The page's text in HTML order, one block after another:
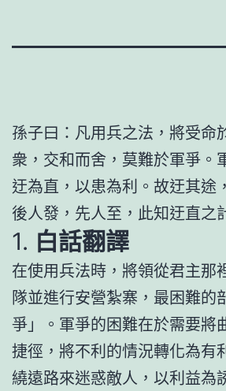
孫子曰：凡用兵之法，將受命
衆，交和而舍，莫難於軍爭。
迂為直，以患為利。故迂其途
後人發，先人至，此知迂直之
1. 白話翻譯
在使用兵法時，將領從君主那
隊並進行安營紮寨，最困難的
爭」。軍爭的困難在於需要將
捷徑，將不利的情況轉化為有
繞遠路來迷惑敵人，以利益為